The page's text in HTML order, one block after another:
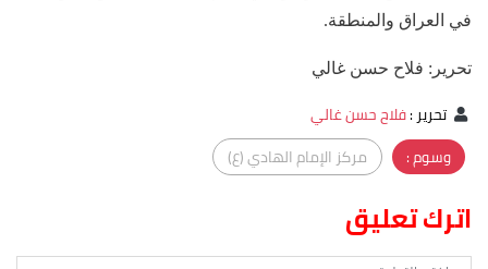
في العراق والمنطقة.
تحرير: فلاح حسن غالي
تحرير:فلاح حسن غالي
وسوم :
مركز الإمام الهادي (ع)
اترك تعليق